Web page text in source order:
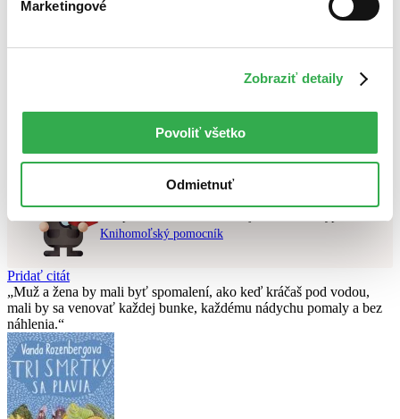
Marketingové
Zobraziť detaily
Povoliť všetko
Odmietnuť
Najlacnejšie
Skúste prosím zmeniť vyhľadávaný výraz.
Knihomoľský pomocník
Pridať citát
Muž a žena by mali byť spomalení, ako keď kráčaš pod vodou,
mali by sa venovať každej bunke, každému nádychu pomaly a bez
náhlenia.